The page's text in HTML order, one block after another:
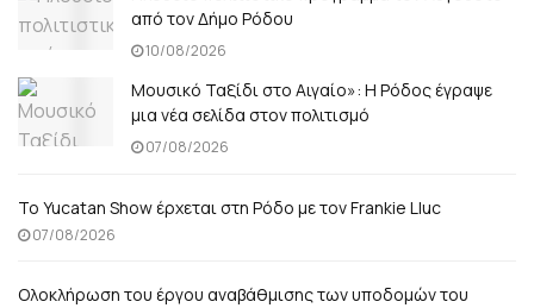
από τον Δήμο Ρόδου
10/08/2026
Μουσικό Ταξίδι στο Αιγαίο»: Η Ρόδος έγραψε
μια νέα σελίδα στον πολιτισμό
07/08/2026
Το Yucatan Show έρχεται στη Ρόδο με τον Frankie Lluc
07/08/2026
Ολοκλήρωση του έργου αναβάθμισης των υποδομών του